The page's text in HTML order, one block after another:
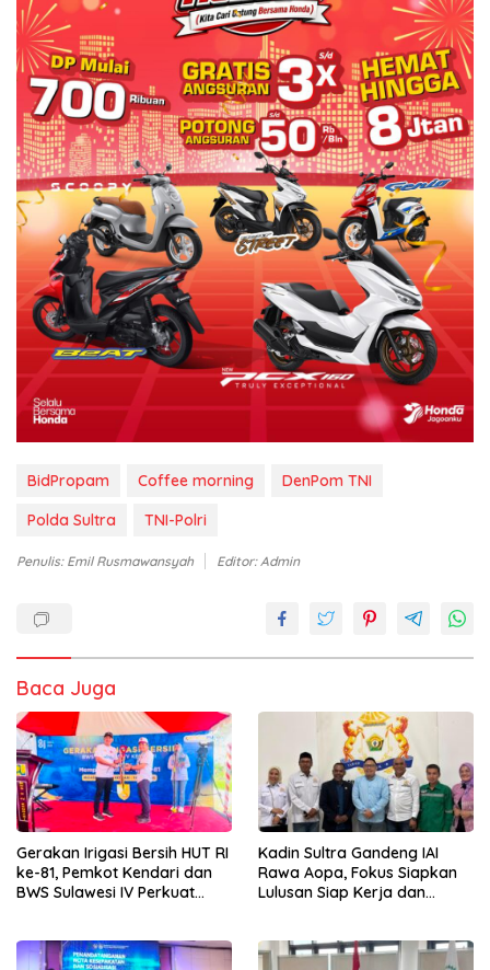
BidPropam Coffee morning
DenPom TNI
Polda Sultra
TNI-Polri
Penulis: Emil Rusmawansyah Editor: Admin
Baca Juga
Gerakan Irigasi Bersih HUT RI
ke-81, Pemkot Kendari dan
BWS Sulawesi IV Perkuat
Kadin Sultra Gandeng IAI
Rawa Aopa, Fokus Siapkan
Lulusan Siap Kerja dan